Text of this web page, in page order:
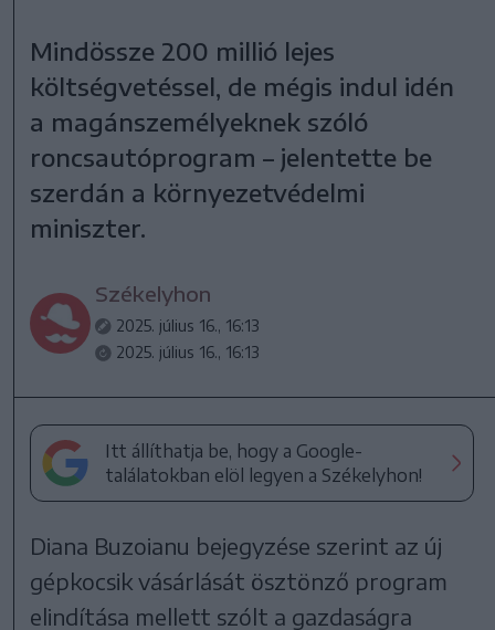
Mindössze 200 millió lejes
költségvetéssel, de mégis indul idén
a magánszemélyeknek szóló
roncsautóprogram – jelentette be
szerdán a környezetvédelmi
miniszter.
Székelyhon
2025. július 16., 16:13
2025. július 16., 16:13
Itt állíthatja be, hogy a Google-
találatokban elöl legyen a Székelyhon!
Diana Buzoianu bejegyzése szerint az új
gépkocsik vásárlását ösztönző program
elindítása mellett szólt a gazdaságra